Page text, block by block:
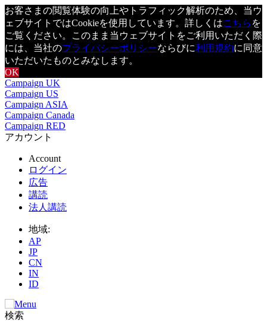
お客さまの閲覧体験の向上やトラフィック解析のため、当ウ
ェブサイトではCookieを使用しています。詳しくはこちら を
ご覧ください。このまま当ウェブサイトをご利用いただく際
には、当社のプライバシーポリシーならびに利用規約に同意
いただいたものとみなします。
OK
Campaign UK
Campaign US
Campaign ASIA
Campaign Canada
Campaign RED
アカウント
Account
ログイン
広告
講読
法人講読
地域:
AP
JP
CN
IN
ID
検索